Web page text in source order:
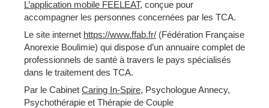
L’application mobile FEELEAT, conçue pour
accompagner les personnes concernées par les TCA.
Le site internet https://www.ffab.fr/ (Fédération Française
Anorexie Boulimie) qui dispose d’un annuaire complet de
professionnels de santé à travers le pays spécialisés
dans le traitement des TCA.
Par le Cabinet Caring In-Spire, Psychologue Annecy,
Psychothérapie et Thérapie de Couple